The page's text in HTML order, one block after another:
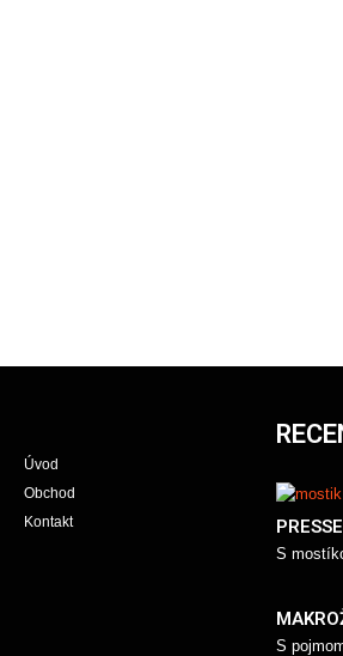
Úvod
Obchod
Kontakt
PRESSE
S
S